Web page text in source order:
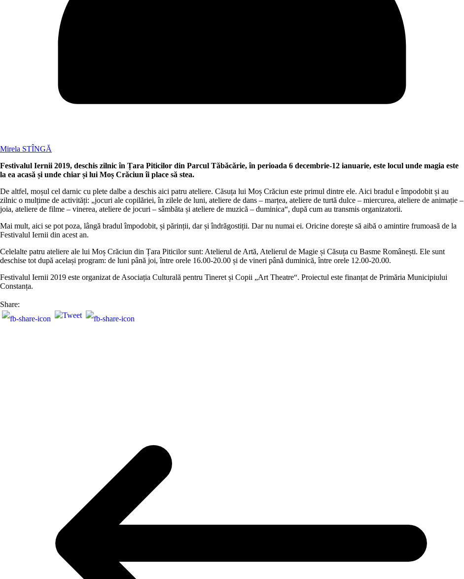
Mirela STÎNGĂ
Festivalul Iernii 2019, deschis zilnic în Țara Piticilor din Parcul Tăbăcărie, în perioada 6 decembrie-12 ianuarie, este locul unde magia este
la ea acasă și unde chiar și lui Moș Crăciun îi place să stea.
De altfel, moșul cel darnic cu plete dalbe a deschis aici patru ateliere. Căsuța lui Moș Crăciun este primul dintre ele. Aici bradul e împodobit și au
zilnic o mulțime de activități: „jocuri ale copilăriei, în zilele de luni, ateliere de dans – marțea, ateliere de turtă dulce – miercurea, ateliere de animație –
joia, ateliere de filme – vinerea, ateliere de jocuri – sâmbăta și ateliere de muzică – duminica“, după cum au transmis organizatorii.
Mai mult, aici se pot poza, lângă bradul împodobit, și părinții, dar și îndrăgostiții. Dar nu numai ei. Oricine dorește să aibă o amintire frumoasă de la
Festivalul Iernii din acest an.
Celelalte patru ateliere ale lui Moș Crăciun din Țara Piticilor sunt: Atelierul de Artă, Atelierul de Magie și Căsuța cu Basme Românești. Ele sunt
deschise tot după același program: de luni până joi, între orele 16.00-20.00 și de vineri până duminică, între orele 12.00-20.00.
Festivalul Iernii 2019 este organizat de Asociația Culturală pentru Tineret și Copii „Art Theatre“. Proiectul este finanțat de Primăria Municipiului
Constanța.
Share: